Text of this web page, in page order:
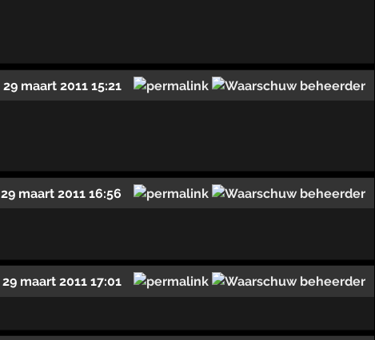
29 maart 2011 15:21
29 maart 2011 16:56
29 maart 2011 17:01